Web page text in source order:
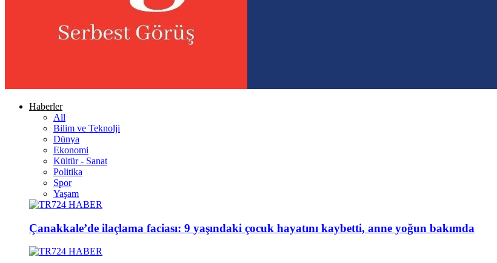
Haberler
All
Bilim ve Teknolji
Dünya
Ekonomi
Kültür - Sanat
Politika
Spor
Yaşam
Çanakkale’de ilaçlama faciası: 9 yaşındaki çocuk hayatını kaybetti, anne yoğun bakımda